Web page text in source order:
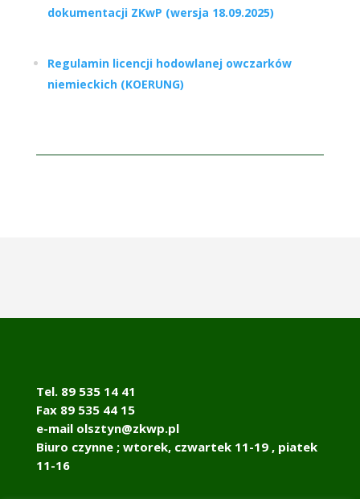
dokumentacji ZKwP (wersja 18.09.2025)
Regulamin licencji hodowlanej owczarków
niemieckich (KOERUNG)
Tel. 89 535 14 41
Fax 89 535 44 15
e-mail olsztyn@zkwp.pl
Biuro czynne ; wtorek, czwartek 11-19 , piatek
11-16